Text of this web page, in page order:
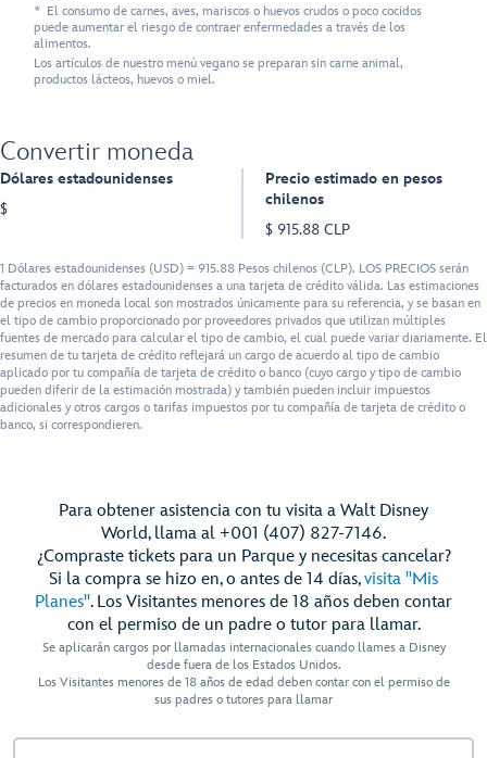
* El consumo de carnes, aves, mariscos o huevos crudos o poco cocidos
puede aumentar el riesgo de contraer enfermedades a través de los
alimentos.
Los artículos de nuestro menú vegano se preparan sin carne animal,
productos lácteos, huevos o miel.
Convertir moneda
Dólares estadounidenses
$
Precio estimado en pesos
chilenos
$ 915.88 CLP
1 Dólares estadounidenses (USD) = 915.88 Pesos chilenos (CLP). LOS PRECIOS serán
facturados en dólares estadounidenses a una tarjeta de crédito válida. Las estimaciones
de precios en moneda local son mostrados únicamente para su referencia, y se basan en
el tipo de cambio proporcionado por proveedores privados que utilizan múltiples
fuentes de mercado para calcular el tipo de cambio, el cual puede variar diariamente. El
resumen de tu tarjeta de crédito reflejará un cargo de acuerdo al tipo de cambio
aplicado por tu compañía de tarjeta de crédito o banco (cuyo cargo y tipo de cambio
pueden diferir de la estimación mostrada) y también pueden incluir impuestos
adicionales y otros cargos o tarifas impuestos por tu compañía de tarjeta de crédito o
banco, si correspondieren.
Para obtener asistencia con tu visita a Walt Disney
World, llama al +001 (407) 827-7146.
¿Compraste tickets para un Parque y necesitas cancelar?
Si la compra se hizo en, o antes de 14 días,visita "Mis
Planes". Los Visitantes menores de 18 años deben contar
con el permiso de un padre o tutor para llamar.
Se aplicarán cargos por llamadas internacionales cuando llames a Disney
desde fuera de los Estados Unidos.
Los Visitantes menores de 18 años de edad deben contar con el permiso de
sus padres o tutores para llamar